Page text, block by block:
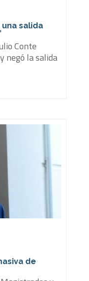
salida
Conte
negó la salida
de